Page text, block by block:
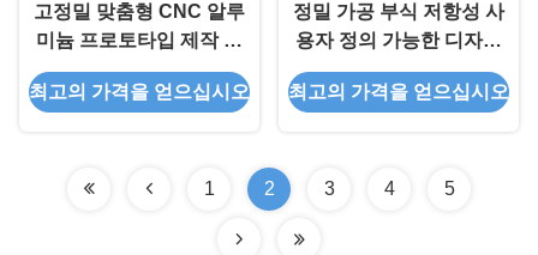
고정밀 맞춤형 CNC 알루
미늄 프로토타입 제작 부
식 방지 알루미늄 CNC 부
품 산업용
최고의 가격을 얻으십시오
정밀 가공 부식 저항성 사
용자 정의 가능한 디자인
산업용 알루미늄 CNC 부
품
최고의 가격을 얻으십시오
1 2 3 4 5